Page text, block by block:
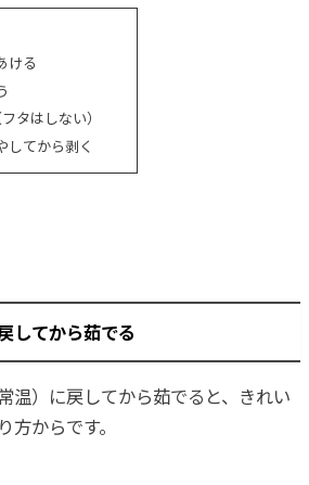
ける
タはしない）
してから剥く
してから茹でる
温）に戻してから茹でると、きれい
方からです。